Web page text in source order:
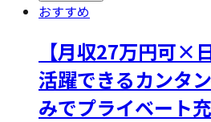
おすすめ
【月収27万円可×
活躍できるカンタ
みでプライベート